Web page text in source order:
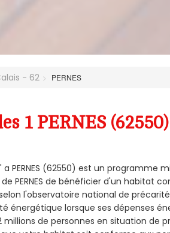
- 62 PERNES
1 PERNES
a PERNES (62550) est un programme
PERNES de bénéficier d'un habitat
l'observatoire national de
énergétique lorsque ses dépenses
millions de personnes en situation de